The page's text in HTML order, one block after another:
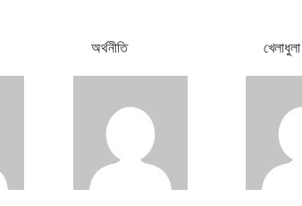
অর্থনীতি খেলাধুলা